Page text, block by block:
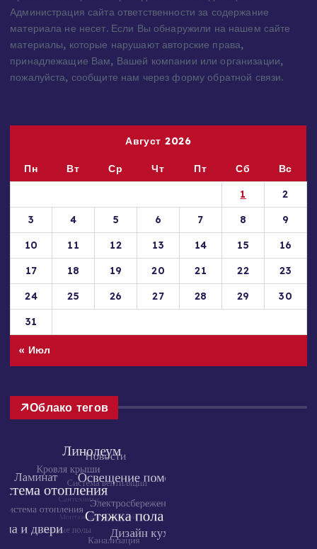
предоставляются исключительно в ознакомительных целях.
Права на материалы принадлежат их владельцам.
Администрация сайта ответственности за содержание
материала не несет. Если Вы обнаружили на нашем сайте
материалы, которые нарушают авторские права,
Август 2026
Сб
Вс
1
2
3
4 5 6 7 8
9
10
11 12 13 14 15
16
17
18 19 20 21 22
23
24
31